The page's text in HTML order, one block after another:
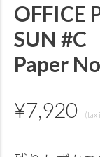
OFFICE
SUN #C
Paper
¥7,920